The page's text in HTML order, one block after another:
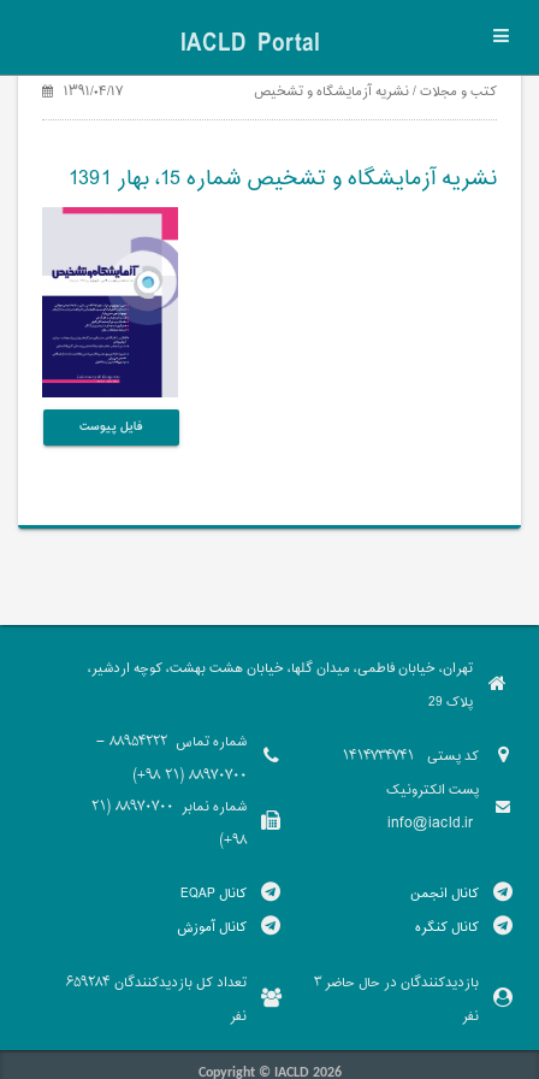
IACLD Portal
کتب و مجلات / نشریه آزمایشگاه و تشخیص ۱۳۹۱/۰۴/۱۷
نشریه آزمایشگاه و تشخیص شماره 15، بهار 1391
فایل پیوست
تهران، خیابان فاطمی، میدان گلها، خیابان هشت بهشت، کوچه اردشیر،
پلاک 29
کد پستی
پست الکترونیک
info@iacld.ir
شماره تماس
88954222 -
88970700 (21 98+)
شماره نمابر
88970700 (21
98+)
کانال انجمن
کانال کنگره
کانال EQAP
کانال آموزش
بازدیدکنندگان در حال حاضر3
نفر
تعداد کل بازدیدکنندگان 659284
نفر
Copyright © IACLD 2026